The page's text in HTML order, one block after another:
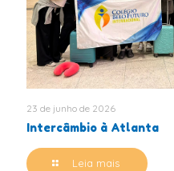
23 de junho de 2026
Intercâmbio à Atlanta
Leia mais